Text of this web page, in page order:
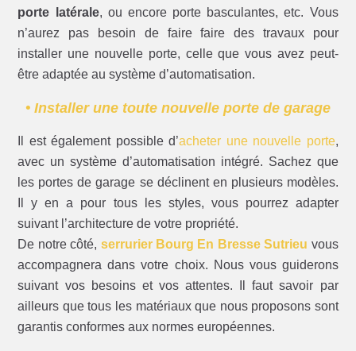
porte latérale, ou encore porte basculantes, etc. Vous
n’aurez pas besoin de faire faire des travaux pour
installer une nouvelle porte, celle que vous avez peut-
être adaptée au système d’automatisation.
• Installer une toute nouvelle porte de garage
Il est également possible d’acheter une nouvelle porte,
avec un système d’automatisation intégré. Sachez que
les portes de garage se déclinent en plusieurs modèles.
Il y en a pour tous les styles, vous pourrez adapter
suivant l’architecture de votre propriété.
De notre côté, serrurier Bourg En Bresse Sutrieu vous
accompagnera dans votre choix. Nous vous guiderons
suivant vos besoins et vos attentes. Il faut savoir par
ailleurs que tous les matériaux que nous proposons sont
garantis conformes aux normes européennes.